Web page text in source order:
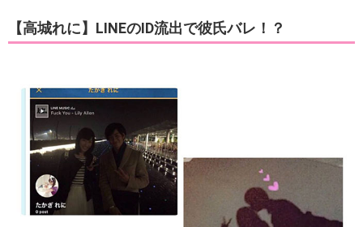
【高城れに】LINEのID流出で彼氏バレ！？